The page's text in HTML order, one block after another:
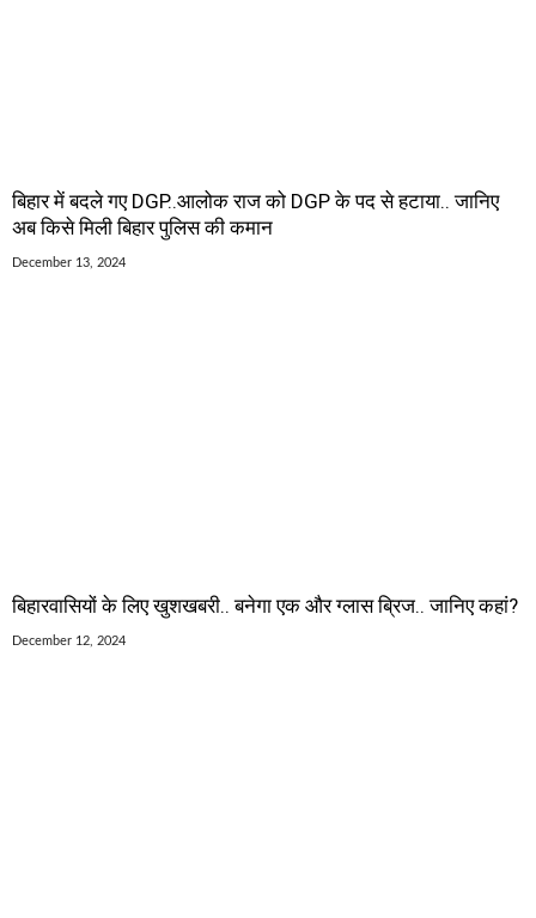
बिहार में बदले गए DGP..आलोक राज को DGP के पद से हटाया.. जानिए
अब किसे मिली बिहार पुलिस की कमान
December 13, 2024
बिहारवासियों के लिए खुशखबरी.. बनेगा एक और ग्लास ब्रिज.. जानिए कहां?
December 12, 2024